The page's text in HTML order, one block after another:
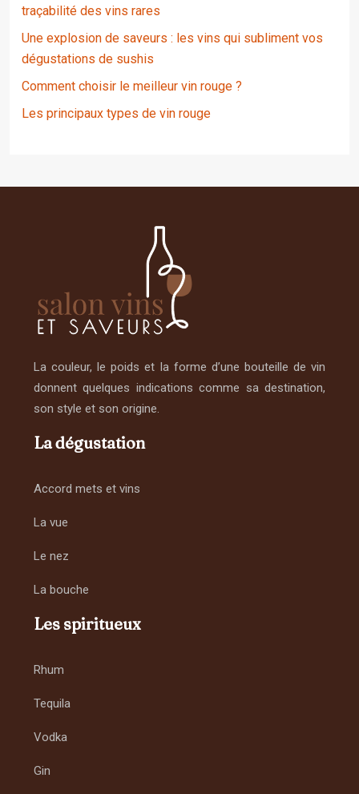
traçabilité des vins rares
Une explosion de saveurs : les vins qui subliment vos
dégustations de sushis
Comment choisir le meilleur vin rouge ?
Les principaux types de vin rouge
La couleur, le poids et la forme d’une bouteille de vin
donnent quelques indications comme sa destination,
son style et son origine.
La dégustation
Accord mets et vins
La vue
Le nez
La bouche
Les spiritueux
Rhum
Tequila
Vodka
Gin